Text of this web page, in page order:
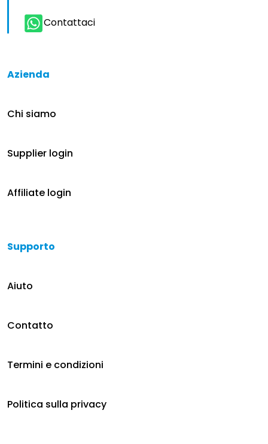
Contattaci
Azienda
Chi siamo
Supplier login
Affiliate login
Supporto
Aiuto
Contatto
Termini e condizioni
Politica sulla privacy